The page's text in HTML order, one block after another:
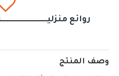
روائع
وصف المنتج